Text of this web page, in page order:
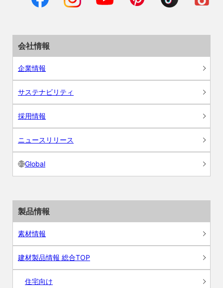
会社情報
企業情報
サステナビリティ
採用情報
ニュースリリース
Global
製品情報
素材情報
建材製品情報 総合TOP
住宅向け